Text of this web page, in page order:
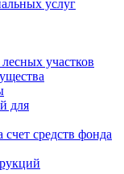
услуг
участков
для
средств фонда